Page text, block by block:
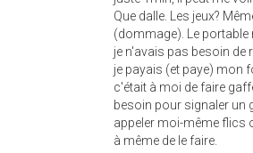
Que dalle. Les jeux?
(dommage). Le portable
je n'avais pas besoin de
je payais (et paye) mon
c'était à moi de faire
besoin pour signaler un
appeler moi-même flics
à même de le faire.